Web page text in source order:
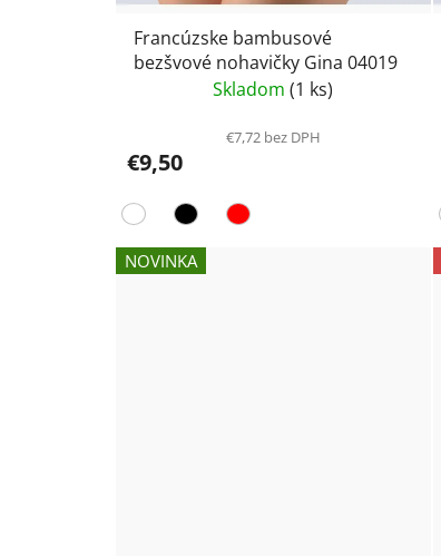
Francúzske bambusové
bezšvové nohavičky Gina 04019
Skladom(1 ks)
€7,72 bez DPH
€9,50
NOVINKA